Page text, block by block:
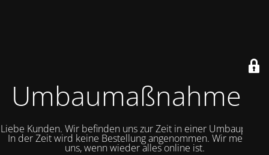
Umbaumaßnahmen
Liebe Kunden. Wir befinden uns zur Zeit in einer Umbauphase.
In der Zeit wird keine Bestellung angenommen. Wir melden
uns, wenn wieder alles online ist.